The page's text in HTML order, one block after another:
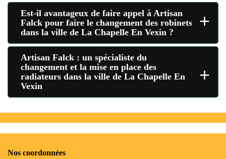
Est-il avantageux de faire appel à Artisan
Falck pour faire le changement des robinets
dans la ville de La Chapelle En Vexin ?
+
Artisan Falck : un spécialiste du
changement et la mise en place des
radiateurs dans la ville de La Chapelle En
Vexin
+
Nos coordonnées